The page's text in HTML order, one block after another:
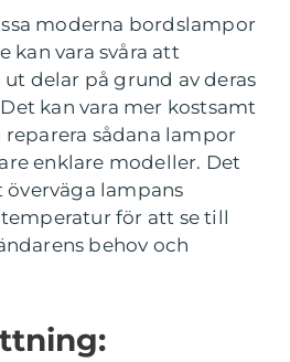
moderna bordslampor
kan vara svåra att
delar på grund av deras
kan vara mer kostsamt
sådana lampor
enklare modeller. Det
lampans
för att se till
behov och